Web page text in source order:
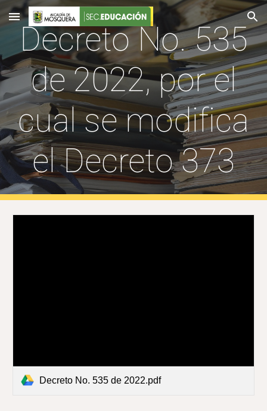
Skip to main content Skip to navigation
Decreto No. 535
de 2022, por el
cual se modifica
el Decreto 373
Decreto No. 535 de 2022.pdf